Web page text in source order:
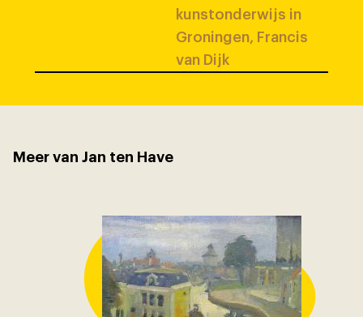
kunstonderwijs in
Groningen, Francis
van Dijk
Meer van Jan ten Have